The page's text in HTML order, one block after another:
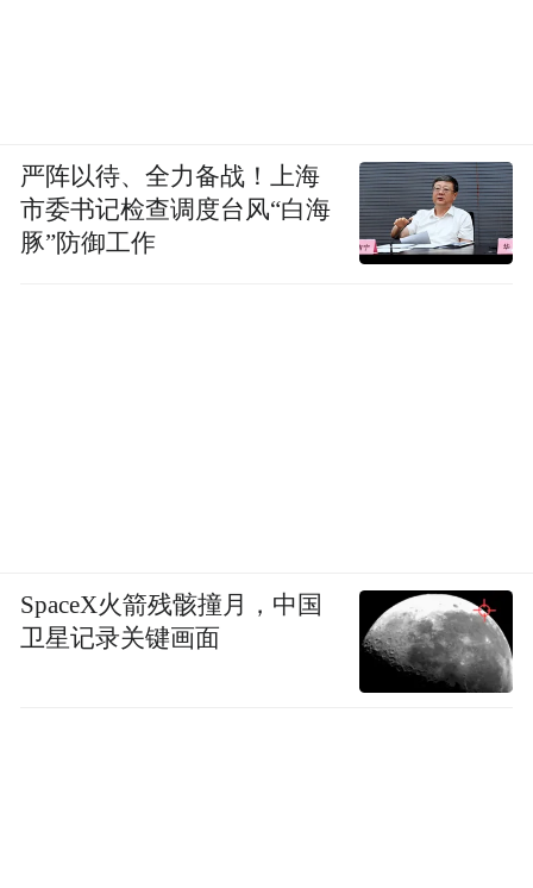
严阵以待、全力备战！上海
市委书记检查调度台风“白海
豚”防御工作
SpaceX火箭残骸撞月，中国
卫星记录关键画面